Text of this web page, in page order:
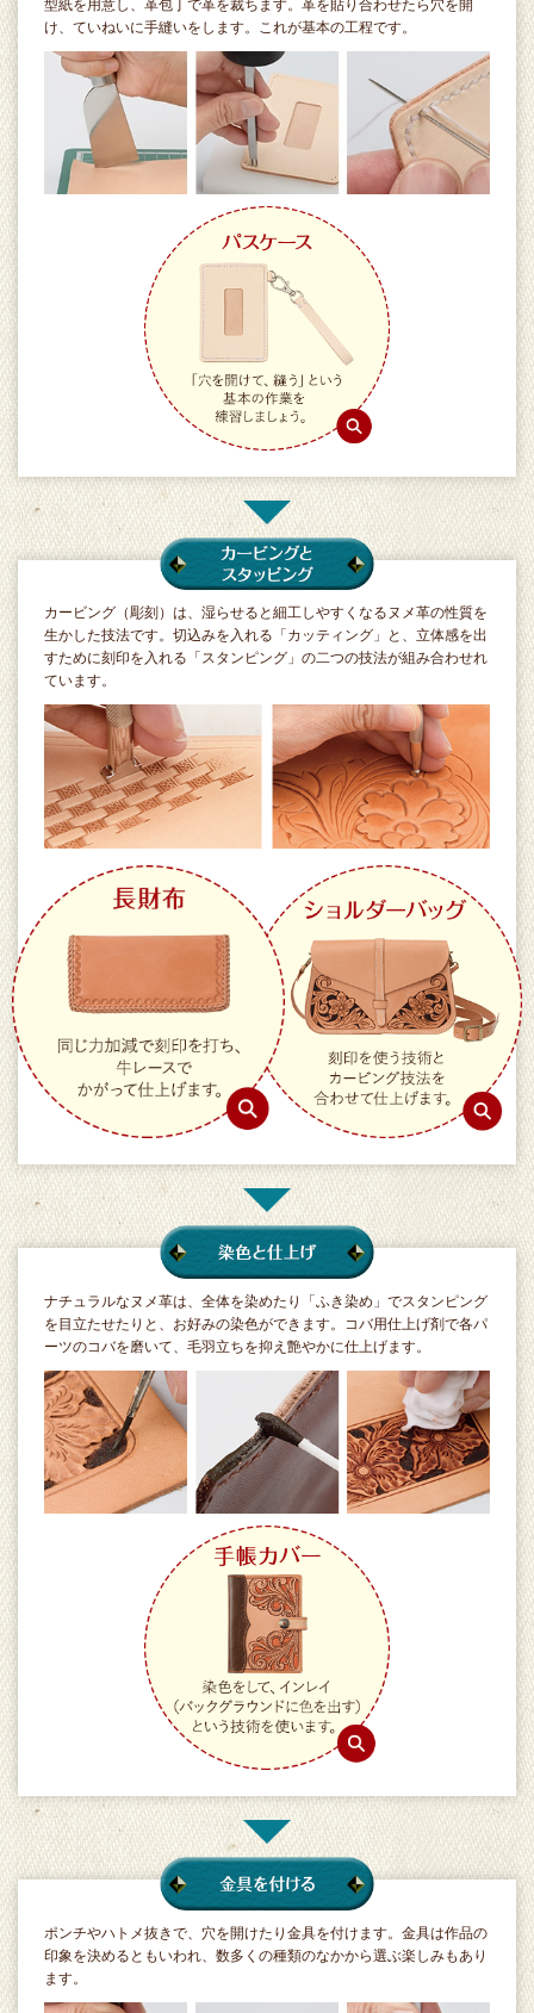
型紙を用意し、革包丁で革を裁ちます。革を貼り合わせたら穴を開
け、ていねいに手縫いをします。これが基本の工程です。
カービング（彫刻）は、湿らせると細工しやすくなるヌメ革の性質を
生かした技法です。切込みを入れる「カッティング」と、立体感を出
すために刻印を入れる「スタンピング」の二つの技法が組み合わせれ
ています。
ナチュラルなヌメ革は、全体を染めたり「ふき染め」でスタンピング
を目立たせたりと、お好みの染色ができます。コバ用仕上げ剤で各パ
ーツのコバを磨いて、毛羽立ちを抑え艶やかに仕上げます。
ポンチやハトメ抜きで、穴を開けたり金具を付けます。金具は作品の
印象を決めるともいわれ、数多くの種類のなかから選ぶ楽しみもあり
ます。